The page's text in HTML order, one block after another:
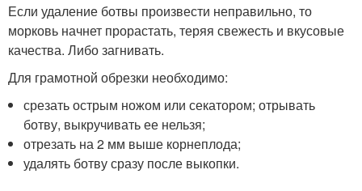
Если удаление ботвы произвести неправильно, то
морковь начнет прорастать, теряя свежесть и вкусовые
качества. Либо загнивать.
Для грамотной обрезки необходимо:
срезать острым ножом или секатором; отрывать
ботву, выкручивать ее нельзя;
отрезать на 2 мм выше корнеплода;
удалять ботву сразу после выкопки.